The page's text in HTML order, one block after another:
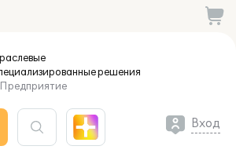
решения
Вход